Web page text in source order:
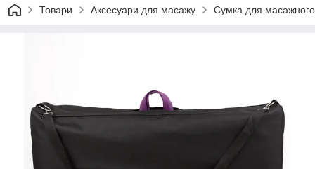
Товари Аксесуари для масажу Сумка для